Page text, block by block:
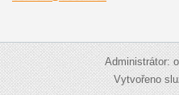
Administrátor:
Vytvořeno